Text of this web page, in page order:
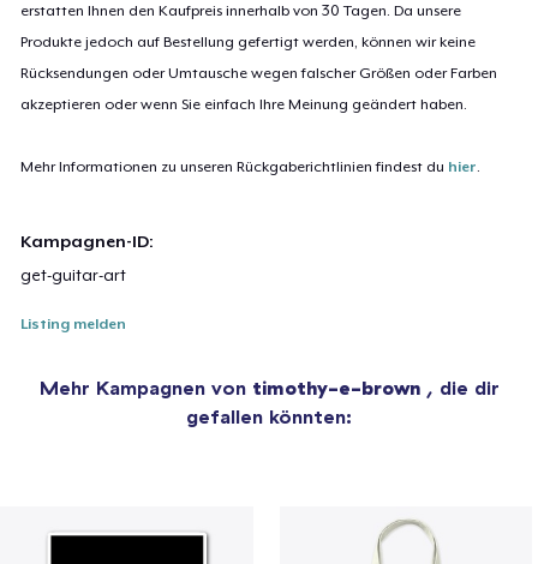
erstatten Ihnen den Kaufpreis innerhalb von 30 Tagen. Da unsere
Produkte jedoch auf Bestellung gefertigt werden, können wir keine
Rücksendungen oder Umtausche wegen falscher Größen oder Farben
akzeptieren oder wenn Sie einfach Ihre Meinung geändert haben.
Mehr Informationen zu unseren Rückgaberichtlinien findest du hier.
Kampagnen-ID:
get-guitar-art
Listing melden
Mehr Kampagnen von timothy-e-brown , die dir
gefallen könnten: